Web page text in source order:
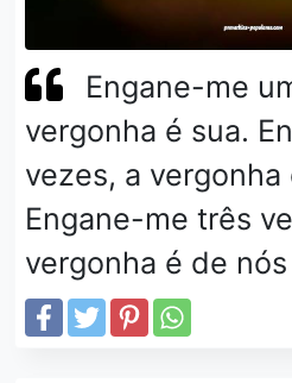
Engane-me
vergonha é sua.
vezes, a vergonha
Engane-me três
vergonha é de